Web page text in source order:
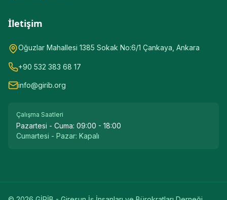
İletişim
Oğuzlar Mahallesi 1385 Sokak No:6/1 Çankaya, Ankara
+90 532 383 68 17
info@girib.org
Çalışma Saatleri
Pazartesi - Cuma: 09:00 - 18:00
Cumartesi - Pazar: Kapalı